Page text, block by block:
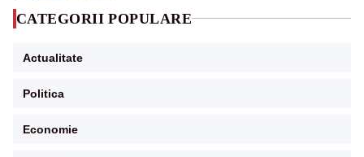
CATEGORII POPULARE
Actualitate
Politica
Economie